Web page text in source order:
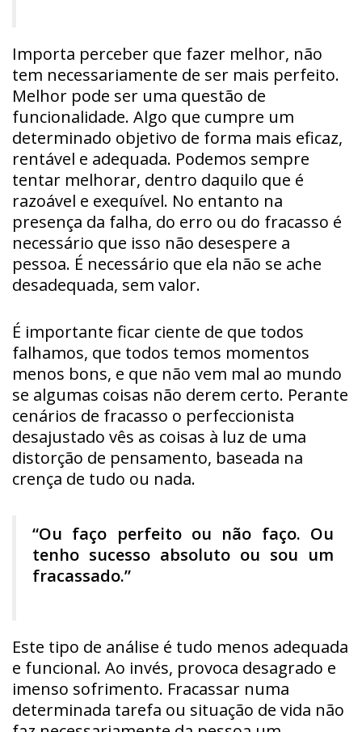
Importa perceber que fazer melhor, não
tem necessariamente de ser mais perfeito.
Melhor pode ser uma questão de
funcionalidade. Algo que cumpre um
determinado objetivo de forma mais eficaz,
rentável e adequada. Podemos sempre
tentar melhorar, dentro daquilo que é
razoável e exequível. No entanto na
presença da falha, do erro ou do fracasso é
necessário que isso não desespere a
pessoa. É necessário que ela não se ache
desadequada, sem valor.
É importante ficar ciente de que todos
falhamos, que todos temos momentos
menos bons, e que não vem mal ao mundo
se algumas coisas não derem certo. Perante
cenários de fracasso o perfeccionista
desajustado vês as coisas à luz de uma
distorção de pensamento, baseada na
crença de tudo ou nada.
“Ou faço perfeito ou não faço. Ou
tenho sucesso absoluto ou sou um
fracassado.”
Este tipo de análise é tudo menos adequada
e funcional. Ao invés, provoca desagrado e
imenso sofrimento. Fracassar numa
determinada tarefa ou situação de vida não